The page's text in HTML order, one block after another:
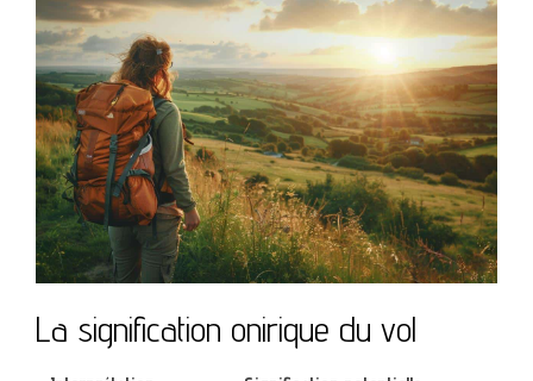
La signification onirique du vol